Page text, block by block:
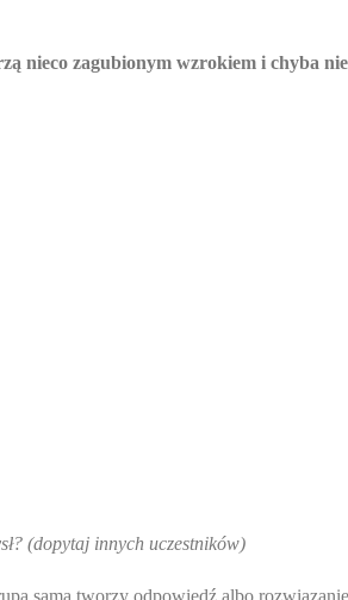
nieco zagubionym wzrokiem i chyba
(dopytaj innych uczestników)